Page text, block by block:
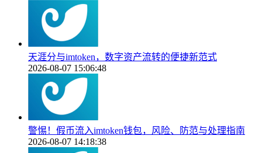
天涯分与imtoken，数字资产流转的便捷新范式
2026-08-07 15:06:48
警惕！假币流入imtoken钱包，风险、防范与处理指南
2026-08-07 14:18:38